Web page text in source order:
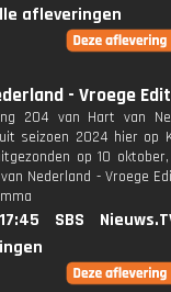
afleveringen
- Vroege
204 van Hart van
seizoen 2024 hier op
op 10 oktober,
Nederland - Vroege
SBS